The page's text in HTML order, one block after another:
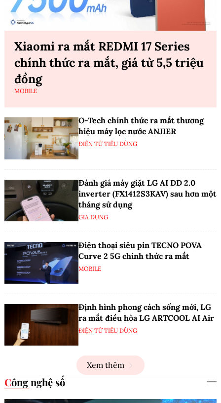
Xiaomi ra mắt REDMI 17 Series
chính thức ra mắt, giá từ 5,5 triệu
đồng
MOBILE
O-Tech chính thức ra mắt thương
hiệu máy lọc nước ANJIER
ĐIỆN TỬ TIÊU DÙNG
Đánh giá máy giặt LG AI DD 2.0
inverter (FX1412S3KAV) sau hơn một
tháng sử dụng
GIA DỤNG
Điện thoại siêu pin TECNO POVA
Curve 2 5G chính thức ra mắt
MOBILE
Định hình phong cách sống mới, LG
ra mắt điều hòa LG ARTCOOL AI Air
ĐIỆN TỬ TIÊU DÙNG
Xem thêm
Công nghệ số